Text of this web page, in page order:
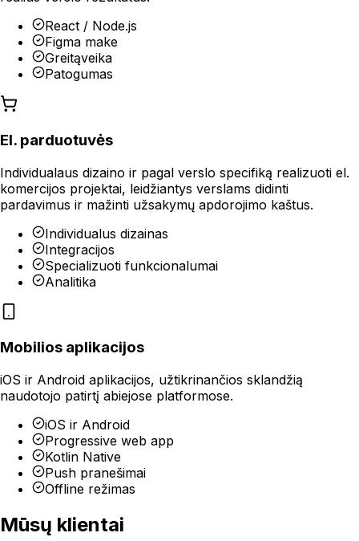
React / Node.js
Figma make
Greitąveika
Patogumas
El. parduotuvės
Individualaus dizaino ir pagal verslo specifiką realizuoti el.
komercijos projektai, leidžiantys verslams didinti
pardavimus ir mažinti užsakymų apdorojimo kaštus.
Individualus dizainas
Integracijos
Specializuoti funkcionalumai
Analitika
Mobilios aplikacijos
iOS ir Android aplikacijos, užtikrinančios sklandžią
naudotojo patirtį abiejose platformose.
iOS ir Android
Progressive web app
Kotlin Native
Push pranešimai
Offline režimas
Mūsų klientai